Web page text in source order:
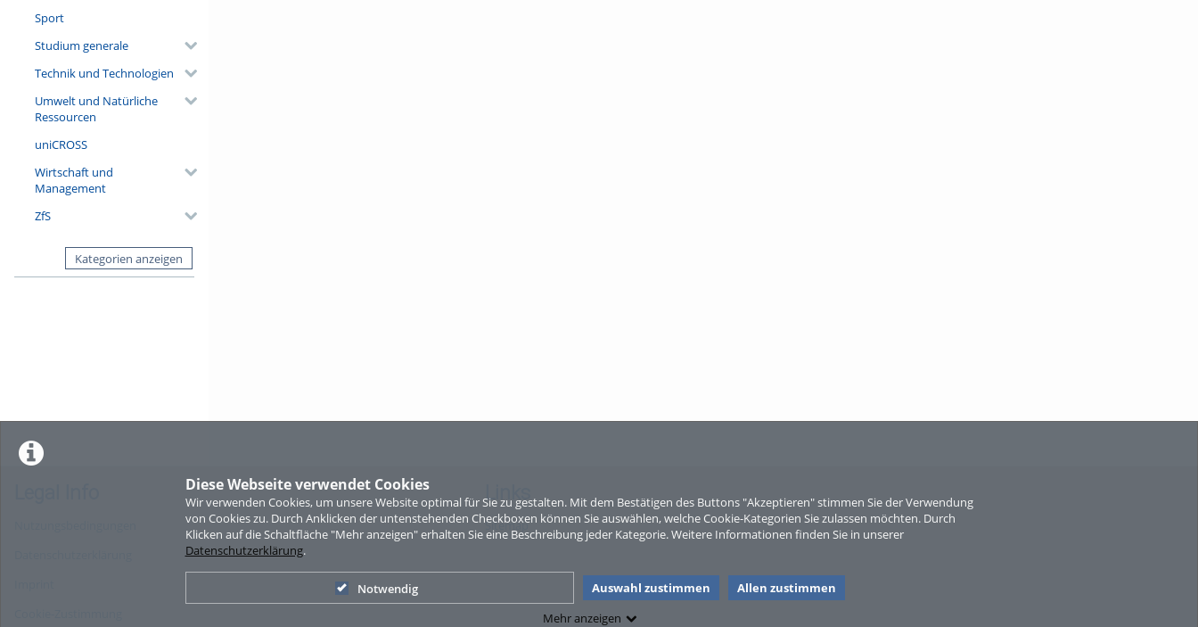
Diese Webseite verwendet Cookies
Wir verwenden Cookies, um unsere Website optimal für Sie zu gestalten. Mit dem Bestätigen des Buttons "Akzeptieren" stimmen Sie der Verwendung
von Cookies zu. Durch Anklicken der untenstehenden Checkboxen können Sie auswählen, welche Cookie-Kategorien Sie zulassen möchten. Durch
Klicken auf die Schaltfläche "Mehr anzeigen" erhalten Sie eine Beschreibung jeder Kategorie. Weitere Informationen finden Sie in unserer
Datenschutzerklärung.
Notwendig Auswahl zustimmen
Allen zustimmen
Mehr anzeigen
Sport
Studium generale
Technik und Technologien
Umwelt und Natürliche
Ressourcen
uniCROSS
Wirtschaft und
Management
ZfS
Kategorien anzeigen
Sperber
Links
Sitemap